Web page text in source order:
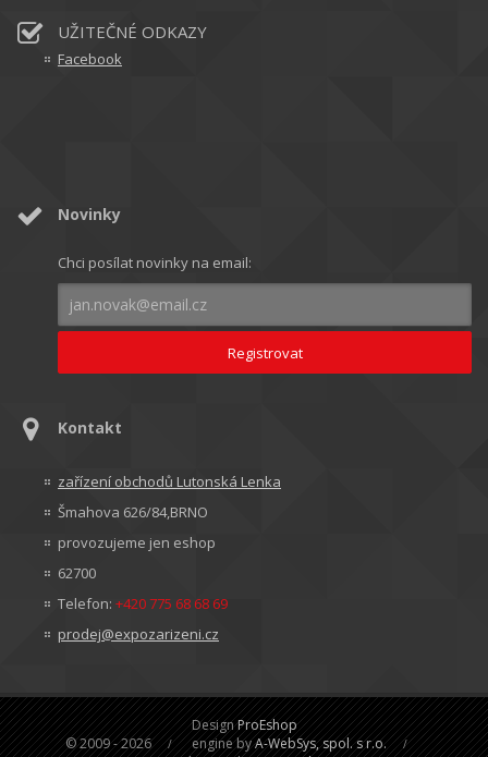
UŽITEČNÉ ODKAZY
Facebook
Novinky
Chci posílat novinky na email:
Kontakt
zařízení obchodů Lutonská Lenka
Šmahova 626/84,BRNO
provozujeme jen eshop
62700
Telefon: +420 775 68 68 69
prodej@expozarizeni.cz
DesignProEshop
© 2009 - 2026
engine byA-WebSys, spol. s r.o.